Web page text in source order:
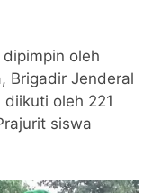
oleh
Brigadir Jenderal
oleh 221
siswa